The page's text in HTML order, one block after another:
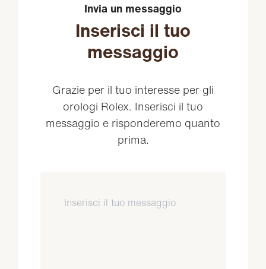
Invia un messaggio
Inserisci il tuo
messaggio
Grazie per il tuo interesse per gli
orologi Rolex. Inserisci il tuo
messaggio e risponderemo quanto
prima.